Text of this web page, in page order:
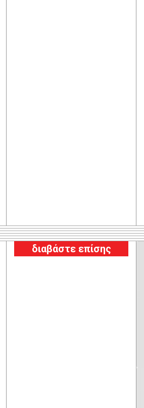
διαβάστε επίσης